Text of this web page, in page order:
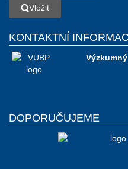
VložitVložit
KONTAKTNÍ
DOPORUČUJEME